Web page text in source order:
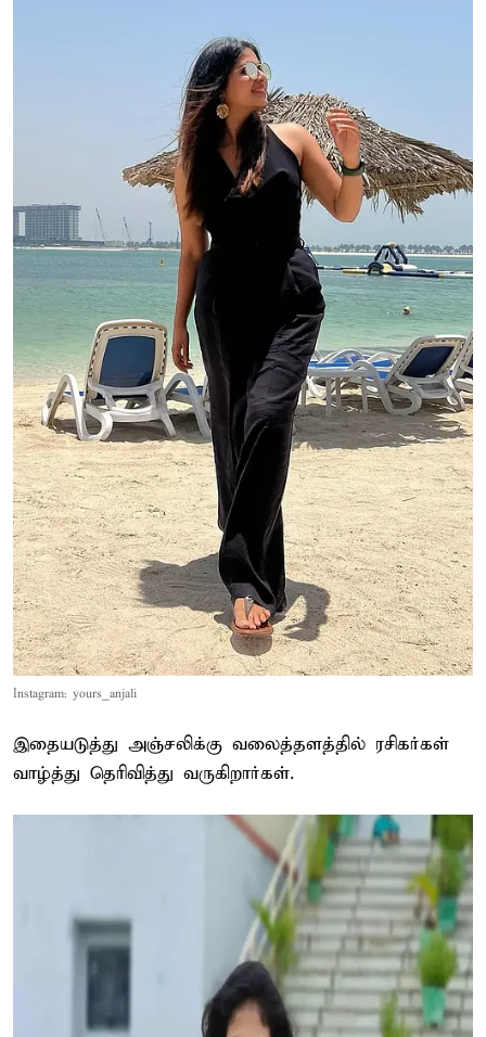
Instagram: yours_anjali
இதையடுத்து அஞ்சலிக்கு வலைத்தளத்தில் ரசிகர்கள்
வாழ்த்து தெரிவித்து வருகிறார்கள்.